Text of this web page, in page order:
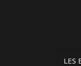
LES